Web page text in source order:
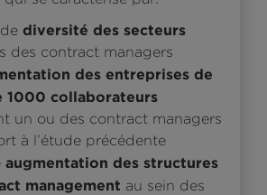
diversité des secteurs
des contract managers
des entreprises de
1000 collaborateurs
un ou des contract managers
à l’étude précédente
augmentation des structures
management au sein des